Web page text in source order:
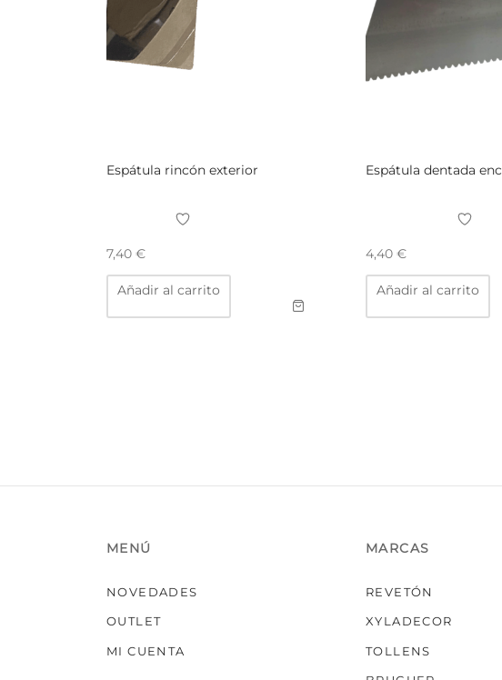
Espátula rincón exterior
7,40 €
Añadir al carrito
Espátula dentada
4,40 €
Añadir al carrito
MENÚ
NOVEDADES
OUTLET
MI CUENTA
MARCAS
REVETÓN
XYLADECOR
TOLLENS